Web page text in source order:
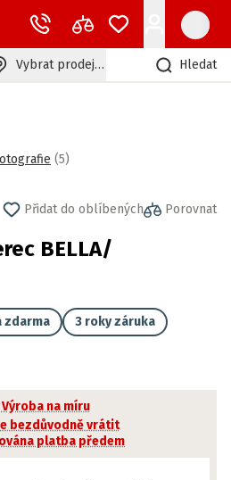
Vybrat prodejnu Hledat
(5)
Přidat do oblíbených Porovnat
BELLA/
zdarma
3 roky záruka
Výroba na míru
bezdůvodně vrátit
platba předem